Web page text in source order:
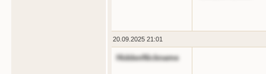
20.09.2025 21:01
HiddenNickname